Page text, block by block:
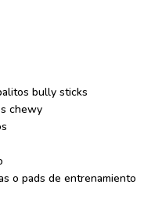
bully sticks
chewy
o pads de entrenamiento